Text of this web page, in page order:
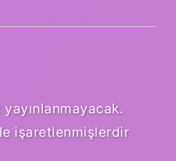
işaretlenmişlerdir